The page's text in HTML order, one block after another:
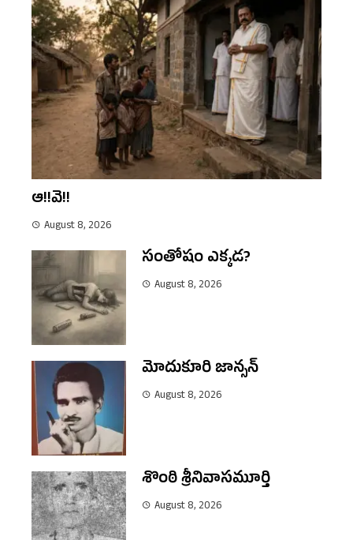
ఆ!!వె!!
August 8, 2026
సంతోషం ఎక్కడ?
August 8, 2026
మోదుకూరి జాన్సన్
August 8, 2026
శొంఠి శ్రీనివాసమూర్తి
August 8, 2026